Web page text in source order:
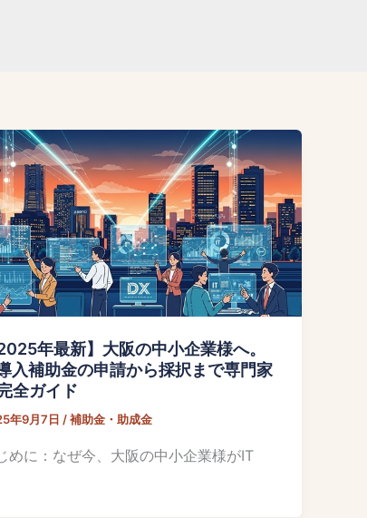
2025年最新】大阪の中小企業様へ。
入補助金の申請から採択まで専門家
全ガイド
年9月7日 /補助金・助成金
めに：なぜ今、大阪の中小企業様がIT